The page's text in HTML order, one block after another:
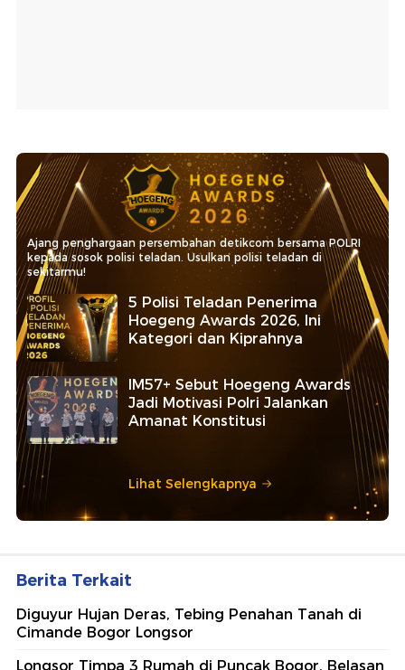
Ajang penghargaan persembahan detikcom bersama POLRI
kepada sosok polisi teladan. Usulkan polisi teladan di
sekitarmu!
5 Polisi Teladan Penerima
Hoegeng Awards 2026, Ini
Kategori dan Kiprahnya
IM57+ Sebut Hoegeng Awards
Jadi Motivasi Polri Jalankan
Amanat Konstitusi
Lihat Selengkapnya
Berita Terkait
Diguyur Hujan Deras, Tebing Penahan Tanah di
Cimande Bogor Longsor
Longsor Timpa 3 Rumah di Puncak Bogor, Belasan